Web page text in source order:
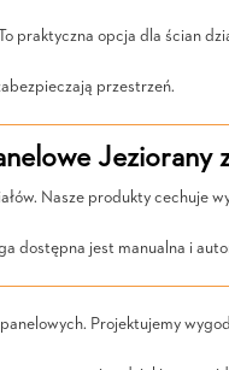
praktyczna opcja dla ścian
przestrzeń.
Nasze produkty cechuje
dostępna jest manualna i
Projektujemy